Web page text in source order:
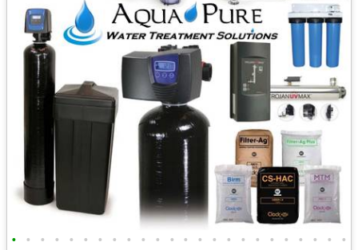
• • • • • • • • • • • • • • • • • • • • • • • •